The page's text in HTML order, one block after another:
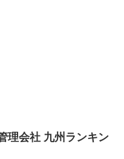
理会社 九州ランキン